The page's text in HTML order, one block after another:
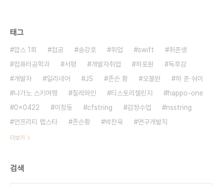
태그
깝스 1회 컴공 송강호 취업 swift
취준생
컴퓨터공학과
서평 개발자취업 하포원
독후감
개발자
일리네어 JS 존슨 황 오블완
하 준 숴이
나가노 스키여행
칠레와인 티스토리챌린지
happo-one
0x0422
이창동 cfstring 감정수업
nsstring
언프리티 랩스타
존슨황 박찬욱 연구개발직
더보기
검색